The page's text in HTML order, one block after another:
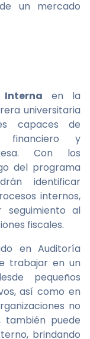
un mercado
en la
universitaria
capaces de
financiero y
Con los
del programa
identificar
internos,
seguimiento al
fiscales.
en Auditoría
trabajar en un
pequeños
así como en
no
también puede
brindando